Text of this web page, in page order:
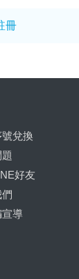
冊
兌換
好友
宣導